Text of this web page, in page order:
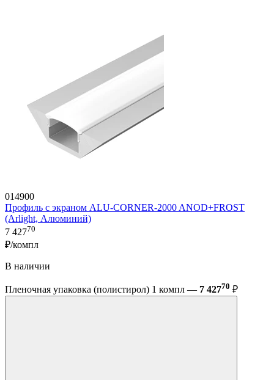
014900
Профиль с экраном ALU-CORNER-2000 ANOD+FROST
(Arlight, Алюминий)
7 42770
₽/компл
В наличии
Пленочная упаковка (полистирол) 1 компл — 7 42770 ₽